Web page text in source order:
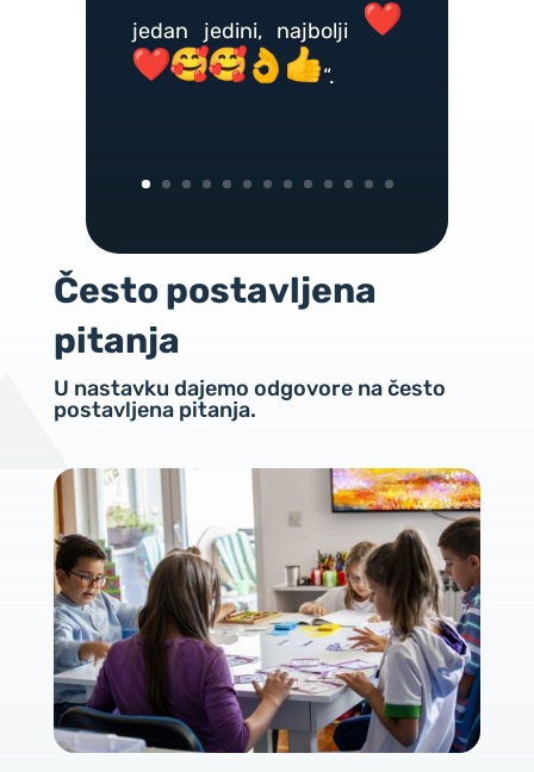
jedan jedini, najbolji
“.
Često postavljena
pitanja
U nastavku dajemo odgovore na često
postavljena pitanja.